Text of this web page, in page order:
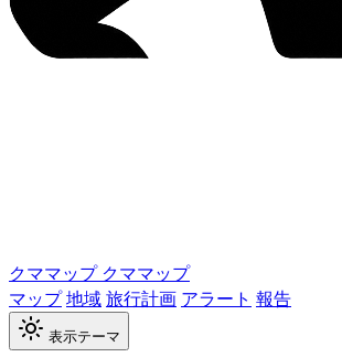
クママップ クママップ
マップ地域旅行計画 アラート 報告
表示テーマ